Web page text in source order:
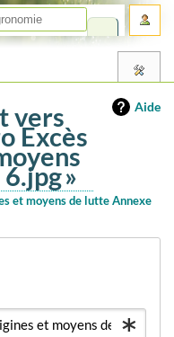
Aide
vers
Excès
»
et moyens de lutte Annexe